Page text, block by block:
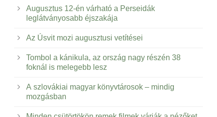
Augusztus 12-én várható a Perseidák
leglátványosabb éjszakája
Az Úsvit mozi augusztusi vetítései
Tombol a kánikula, az ország nagy részén 38
foknál is melegebb lesz
A szlovákiai magyar könyvtárosok – mindig
mozgásban